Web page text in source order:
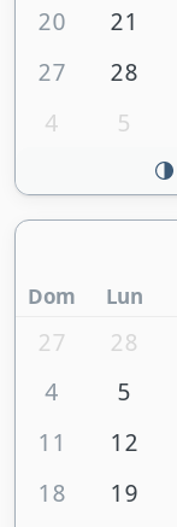
20
21
27
28
4
5
Dom Lun
27 28
4
5
11
12
18
19